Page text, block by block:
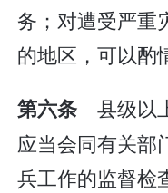
务；对遭受严重
的地区，可以酌
第六条 县级以
应当会同有关部
兵工作的监督检